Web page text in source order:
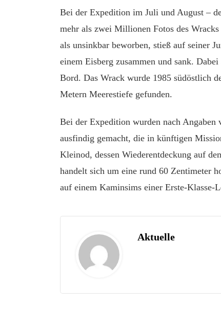
Bei der Expedition im Juli und August –
mehr als zwei Millionen Fotos des
als unsinkbar beworben, stieß auf seiner
einem Eisberg zusammen und sank.
Bord. Das Wrack wurde 1985 südöstlich
Metern Meerestiefe gefunden.
Bei der Expedition wurden nach Angaben
ausfindig gemacht, die in künftigen
Kleinod, dessen Wiederentdeckung auf
handelt sich um eine rund 60 Zentimeter
auf einem Kaminsims einer Erste-Klasse-
Aktuelle